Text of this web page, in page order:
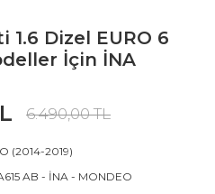
Dizel EURO 6
İçin İNA
6.490,00 TL
(2014-2019)
AB - İNA - MONDEO